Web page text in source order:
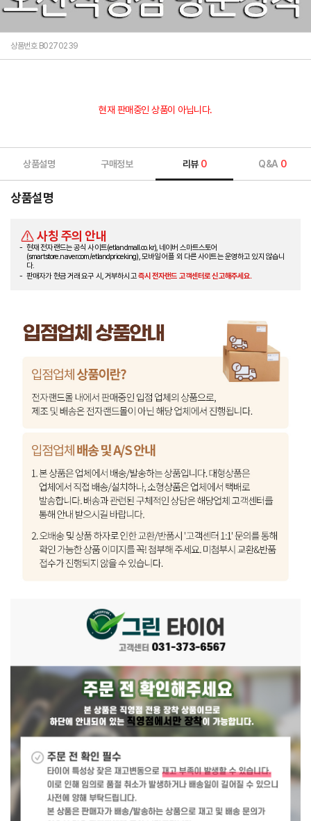
상품번호 B0270239
현재 판매중인 상품이 아닙니다.
상품설명 구매정보 리뷰 0 Q&A 0
상품설명
사칭 주의 안내
현재 전자랜드는 공식 사이트(etlandmall.co.kr), 네이버 스마트스토어
(smartstore.naver.com/etlandpriceking), 모바일 어플 외 다른 사이트는 운영하고 있지 않습니
다.
판매자가 현금 거래 요구 시, 거부하시고즉시 전자랜드 고객센터로 신고해주세요.